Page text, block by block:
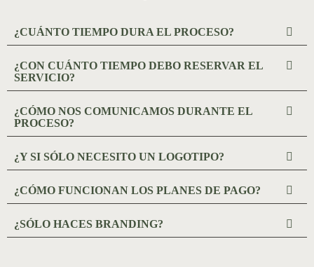
¿CUÁNTO TIEMPO DURA EL PROCESO?
¿CON CUÁNTO TIEMPO DEBO RESERVAR EL
SERVICIO?
¿CÓMO NOS COMUNICAMOS DURANTE EL
PROCESO?
¿Y SI SÓLO NECESITO UN LOGOTIPO?
¿CÓMO FUNCIONAN LOS PLANES DE PAGO?
¿SÓLO HACES BRANDING?